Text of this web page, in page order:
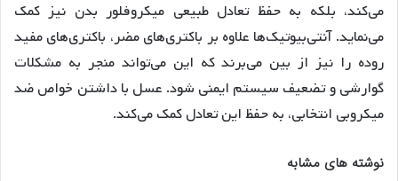
می‌کند، بلکه به حفظ تعادل طبیعی میکروفلور بدن نیز کمک
می‌نماید. آنتی‌بیوتیک‌ها علاوه بر باکتری‌های مضر، باکتری‌های مفید
روده را نیز از بین می‌برند که این می‌تواند منجر به مشکلات
گوارشی و تضعیف سیستم ایمنی شود. عسل با داشتن خواص ضد
میکروبی انتخابی، به حفظ این تعادل کمک می‌کند.
نوشته های مشابه